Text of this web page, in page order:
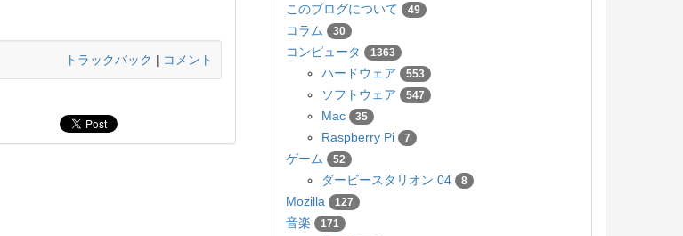
トラックバック | コメント
このブログについて 49
コラム 30
コンピュータ 1363
ハードウェア 553
ソフトウェア 547
Mac 35
Raspberry Pi 7
ゲーム 52
ダービースタリオン 04 8
Mozilla 127
音楽 171